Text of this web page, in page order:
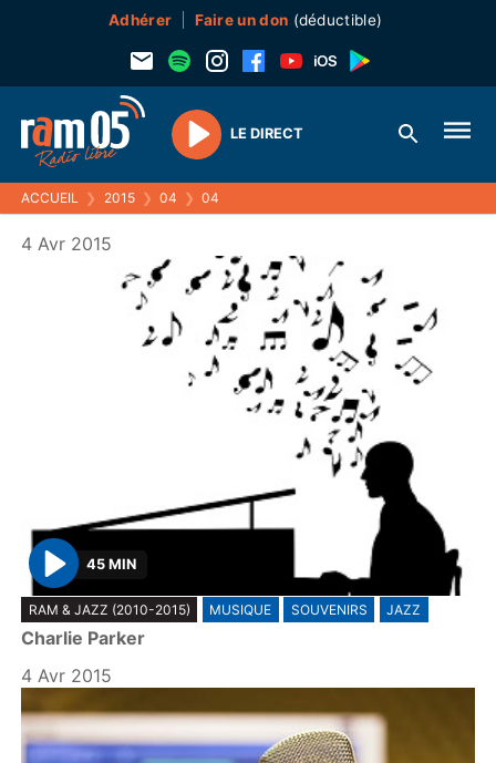
Adhérer Faire un don (déductible)
Play
LE DIRECT
ACCUEIL ❯ 2015 ❯ 04 ❯ 04
4 Avr 2015
P
l
a
y
45 MIN
RAM & JAZZ (2010-2015) MUSIQUE SOUVENIRS JAZZ
Charlie Parker
4 Avr 2015